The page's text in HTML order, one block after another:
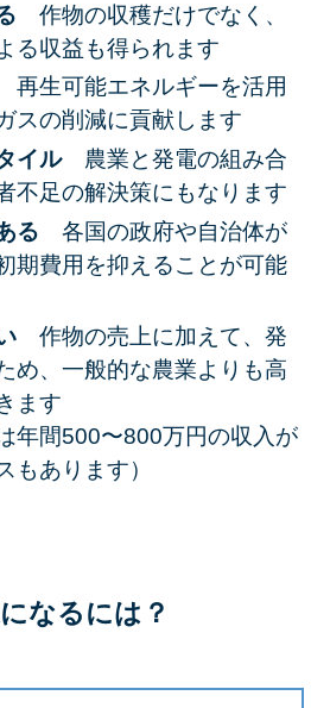
作物の収穫だけでなく、
る収益も得られます
再生可能エネルギーを活用
スの削減に貢献します
イル
農業と発電の組み合
不足の解決策にもなります
る 各国の政府や自治体が
期費用を抑えることが可能
作物の売上に加えて、発
め、一般的な農業よりも高
ます
年間500〜800万円の収入が
もあります）
なるには？